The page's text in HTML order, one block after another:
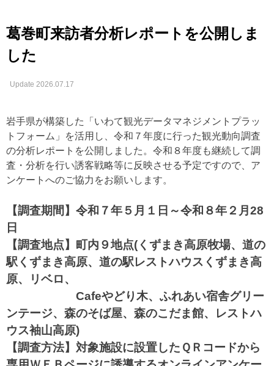
葛巻町来訪者分析レポートを公開しま
した
Update 2026.07.17
岩手県が構築した「いわて観光データマネジメントプラッ
トフォーム」を活用し、令和７年度に行った観光動向調査
の分析レポートを公開しました。令和８年度も継続して調
査・分析を行い誘客戦略等に反映させる予定ですので、ア
ンケートへのご協力をお願いします。
【調査期間】令和７年５月１日～令和８年２月28
日
【調査地点】町内９地点(くずまき高原牧場、道の
駅くずまき高原、道の駅レストハウスくずまき高
原、リベロ、
Cafeやどり木、ふれあい宿舎グリー
ンテージ、森のそば屋、森のこだま館、レストハ
ウス袖山高原)
【調査方法】対象施設に設置したＱＲコードから